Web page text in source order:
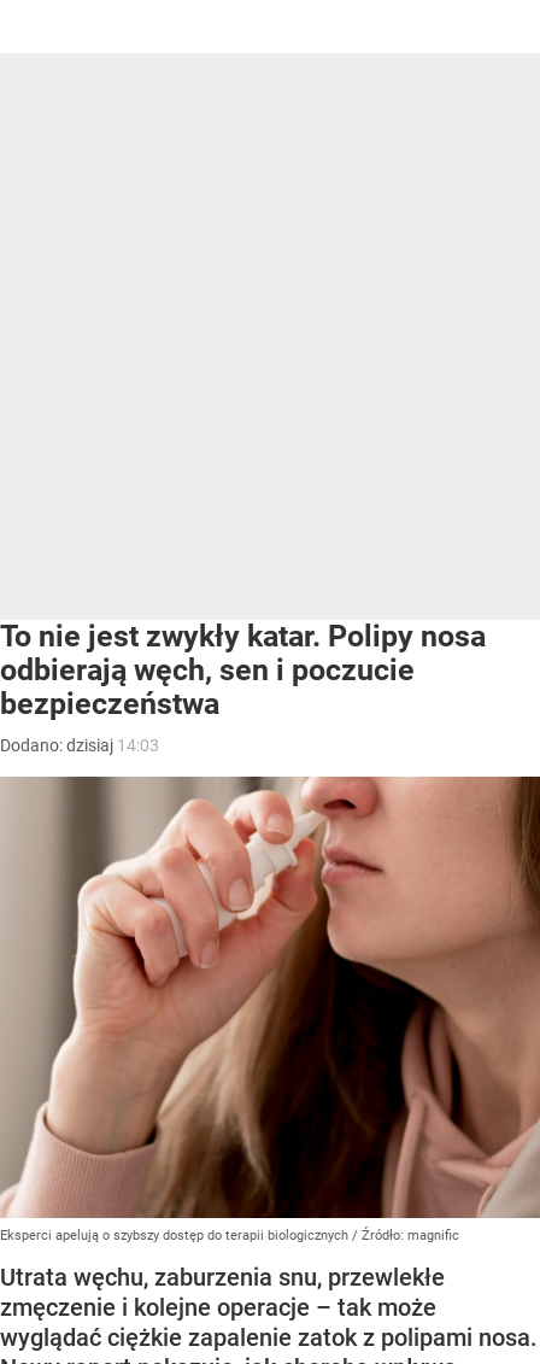
To nie jest zwykły katar. Polipy nosa
odbierają węch, sen i poczucie
bezpieczeństwa
Dodano:dzisiaj 14:03
Eksperci apelują o szybszy dostęp do terapii biologicznych / Źródło: magnific
Utrata węchu, zaburzenia snu, przewlekłe
zmęczenie i kolejne operacje – tak może
wyglądać ciężkie zapalenie zatok z polipami nosa.